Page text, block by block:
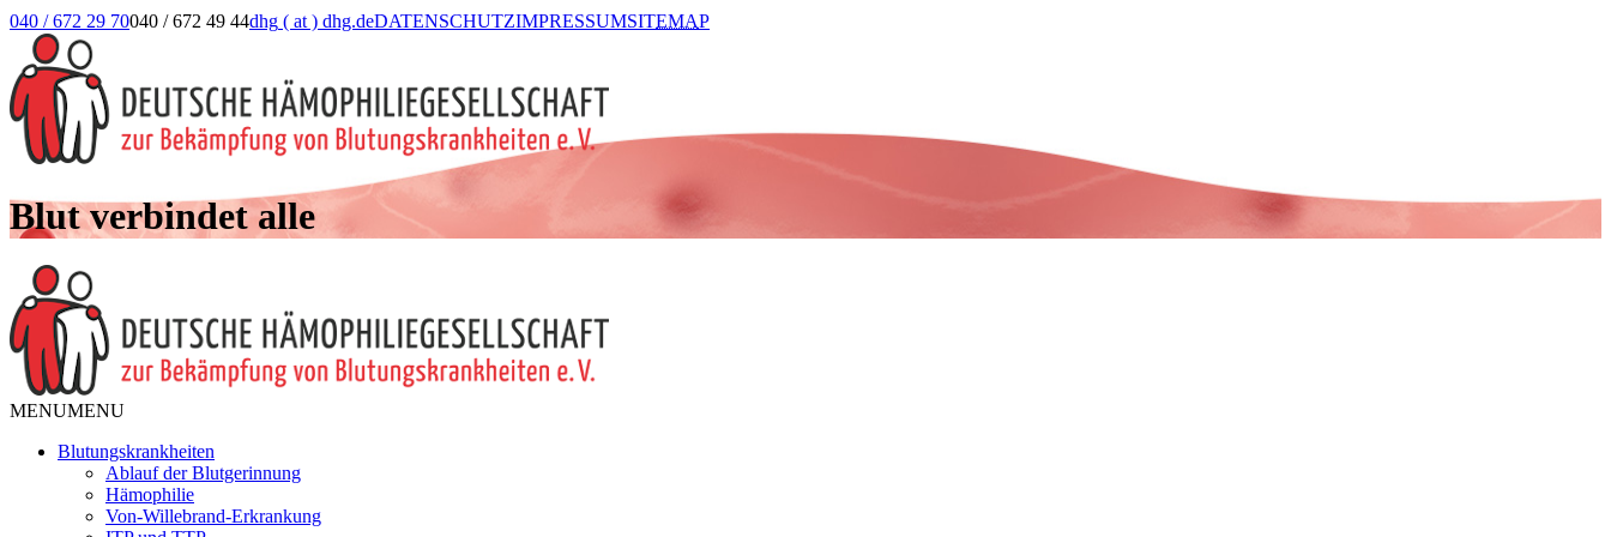
040 / 672 29 70040 / 672 49 44dhg ( at ) dhg.deDATENSCHUTZIMPRESSUMSITEMAP
Blut verbindet alle
MENUMENU
Blutungskrankheiten
Ablauf der Blutgerinnung
Hämophilie
Von-Willebrand-Erkrankung